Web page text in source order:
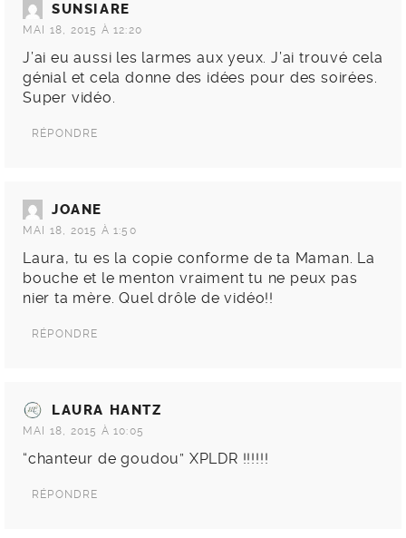
SUNSIARE
MAI 18, 2015 À 12:20
J’ai eu aussi les larmes aux yeux. J’ai trouvé cela
génial et cela donne des idées pour des soirées.
Super vidéo.
RÉPONDRE
JOANE
MAI 18, 2015 À 1:50
Laura, tu es la copie conforme de ta Maman. La
bouche et le menton vraiment tu ne peux pas
nier ta mère. Quel drôle de vidéo!!
RÉPONDRE
LAURA HANTZ
MAI 18, 2015 À 10:05
“chanteur de goudou” XPLDR !!!!!!
RÉPONDRE